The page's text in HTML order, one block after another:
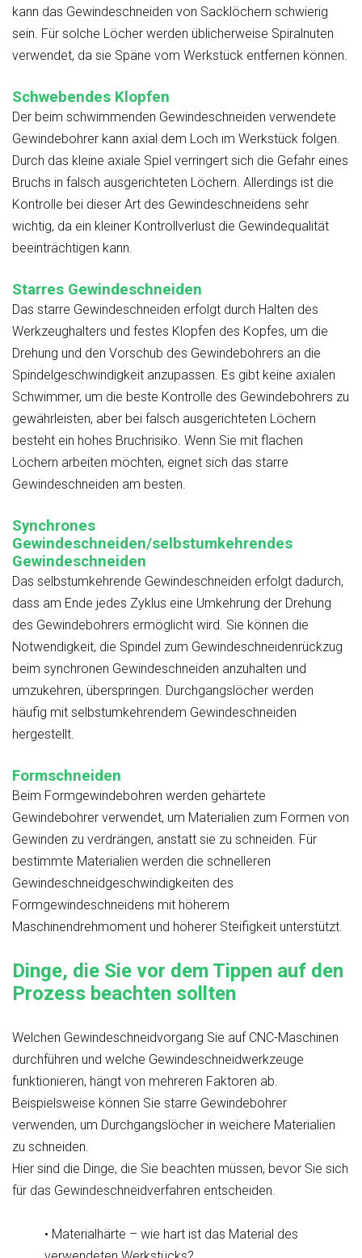
kann das Gewindeschneiden von Sacklöchern schwierig
sein. Für solche Löcher werden üblicherweise Spiralnuten
verwendet, da sie Späne vom Werkstück entfernen können.
Schwebendes Klopfen
Der beim schwimmenden Gewindeschneiden verwendete
Gewindebohrer kann axial dem Loch im Werkstück folgen.
Durch das kleine axiale Spiel verringert sich die Gefahr eines
Bruchs in falsch ausgerichteten Löchern. Allerdings ist die
Kontrolle bei dieser Art des Gewindeschneidens sehr
wichtig, da ein kleiner Kontrollverlust die Gewindequalität
beeinträchtigen kann.
Starres Gewindeschneiden
Das starre Gewindeschneiden erfolgt durch Halten des
Werkzeughalters und festes Klopfen des Kopfes, um die
Drehung und den Vorschub des Gewindebohrers an die
Spindelgeschwindigkeit anzupassen. Es gibt keine axialen
Schwimmer, um die beste Kontrolle des Gewindebohrers zu
gewährleisten, aber bei falsch ausgerichteten Löchern
besteht ein hohes Bruchrisiko. Wenn Sie mit flachen
Löchern arbeiten möchten, eignet sich das starre
Gewindeschneiden am besten.
Synchrones
Gewindeschneiden/selbstumkehrendes
Gewindeschneiden
Das selbstumkehrende Gewindeschneiden erfolgt dadurch,
dass am Ende jedes Zyklus eine Umkehrung der Drehung
des Gewindebohrers ermöglicht wird. Sie können die
Notwendigkeit, die Spindel zum Gewindeschneidenrückzug
beim synchronen Gewindeschneiden anzuhalten und
umzukehren, überspringen. Durchgangslöcher werden
häufig mit selbstumkehrendem Gewindeschneiden
hergestellt.
Formschneiden
Beim Formgewindebohren werden gehärtete
Gewindebohrer verwendet, um Materialien zum Formen von
Gewinden zu verdrängen, anstatt sie zu schneiden. Für
bestimmte Materialien werden die schnelleren
Gewindeschneidgeschwindigkeiten des
Formgewindeschneidens mit höherem
Maschinendrehmoment und höherer Steifigkeit unterstützt.
Dinge, die Sie vor dem Tippen auf den
Prozess beachten sollten
Welchen Gewindeschneidvorgang Sie auf CNC-Maschinen
durchführen und welche Gewindeschneidwerkzeuge
funktionieren, hängt von mehreren Faktoren ab.
Beispielsweise können Sie starre Gewindebohrer
verwenden, um Durchgangslöcher in weichere Materialien
zu schneiden.
Hier sind die Dinge, die Sie beachten müssen, bevor Sie sich
für das Gewindeschneidverfahren entscheiden.
• Materialhärte – wie hart ist das Material des